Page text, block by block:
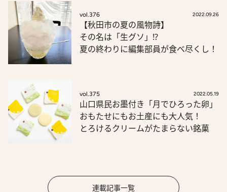
vol.376 2022.09.26
【秋田市の夏の風物詩】
その名は「生グソ」!?
夏の終わりに編集部員が食べ尽くし！
vol.375 2022.05.19
山口県民お墨付き「月でひろった卵」
おもたせにもお土産にも大人気！
とろけるクリームがたまらない銘菓
連載記事一覧